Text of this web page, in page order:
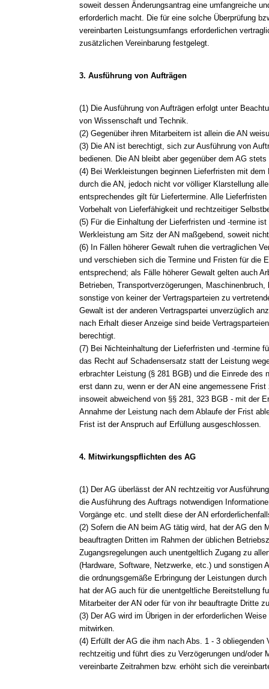
soweit dessen Änderungsantrag eine umfangreiche
erforderlich macht. Die für eine solche Überprüfung
vereinbarten Leistungsumfangs erforderlichen
zusätzlichen Vereinbarung festgelegt.
3. Ausführung von Aufträgen
(1) Die Ausführung von Aufträgen erfolgt unter
von Wissenschaft und Technik.
(2) Gegenüber ihren Mitarbeitern ist allein die AN
(3) Die AN ist berechtigt, sich zur Ausführung von
bedienen. Die AN bleibt aber gegenüber dem AG
(4) Bei Werkleistungen beginnen Lieferfristen mit
durch die AN, jedoch nicht vor völliger Klarstellung
entsprechendes gilt für Liefertermine. Alle
Vorbehalt von Lieferfähigkeit und rechtzeitiger
(5) Für die Einhaltung der Lieferfristen und -termine
Werkleistung am Sitz der AN maßgebend, soweit
(6) In Fällen höherer Gewalt ruhen die vertraglichen
und verschieben sich die Termine und Fristen für die
entsprechend; als Fälle höherer Gewalt gelten auch
Betrieben, Transportverzögerungen,
sonstige von keiner der Vertragsparteien zu
Gewalt ist der anderen Vertragspartei unverzüglich
nach Erhalt dieser Anzeige sind beide
berechtigt.
(7) Bei Nichteinhaltung der Lieferfristen und -termine
das Recht auf Schadensersatz statt der Leistung
erbrachter Leistung (§ 281 BGB) und die Einrede des
erst dann zu, wenn er der AN eine angemessene
insoweit abweichend von §§ 281, 323 BGB - mit der
Annahme der Leistung nach dem Ablaufe der Frist
Frist ist der Anspruch auf Erfüllung ausgeschlossen.
4. Mitwirkungspflichten des AG
(1) Der AG überlässt der AN rechtzeitig vor
die Ausführung des Auftrags notwendigen
Vorgänge etc. und stellt diese der AN
(2) Sofern die AN beim AG tätig wird, hat der AG den
beauftragten Dritten im Rahmen der üblichen
Zugangsregelungen auch unentgeltlich Zugang zu
(Hardware, Software, Netzwerke, etc.) und sonstigen
die ordnungsgemäße Erbringung der Leistungen
hat der AG auch für die unentgeltliche Bereitstellung
Mitarbeiter der AN oder für von ihr beauftragte Dritte
(3) Der AG wird im Übrigen in der erforderlichen
mitwirken.
(4) Erfüllt der AG die ihm nach Abs. 1 - 3 obliegenden
rechtzeitig und führt dies zu Verzögerungen und/oder
vereinbarte Zeitrahmen bzw. erhöht sich die